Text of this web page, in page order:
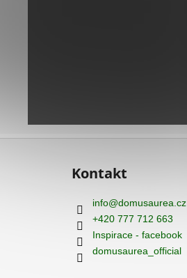
Z
Kontakt
info@domusaurea.cz
+420 777 712 663
Inspirace - facebook
domusaurea_official